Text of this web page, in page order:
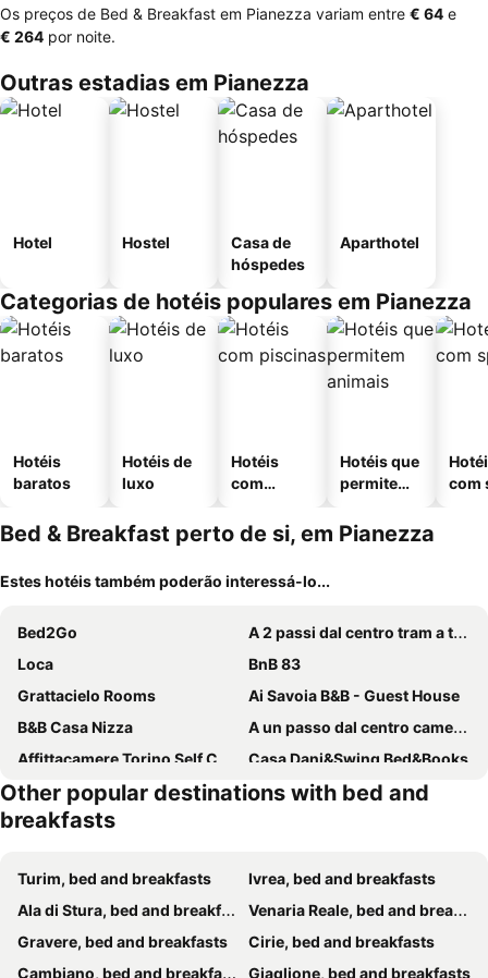
Os preços de Bed & Breakfast em Pianezza variam entre ‎€ 64 e
‎€ 264 por noite.
Outras estadias em Pianezza
Hotel Hostel
Casa de
hóspedes
Aparthotel
Categorias de hotéis populares em Pianezza
Hotéis
baratos
Hotéis de
luxo
Hotéis
com
Hotéis que
permitem
com
Bed & Breakfast perto de si, em Pianezza
Estes hotéis também poderão interessá-lo...
Bed2Go
A 2 passi dal centro tram a transita per tutto torino Camera condivisa centrale
Loca
BnB 83
Grattacielo Rooms
Ai Savoia B&B - Guest House
B&B Casa Nizza
A un passo dal centro camera matrimoniale centrale
Affittacamere Torino Self Check-in 24-7 Stadio Olimpico e InalpiArena
Casa Dani&Swing Bed&Books
B&B Torino Chic
Aprile
B&B Terres D'Aventure Suites
B&B LeTerrazze Boutique Hotel - Torino
B&B Casa V-Ale
ISOLA Rooms - Isola pedonale Crocetta Politecnico
Le petit coeur de la ville
B&B Via Stampatori
B&B Torino Très Chic
Other popular destinations with bed and
breakfasts
Turim, bed and breakfasts
Ivrea, bed and breakfasts
Ala di Stura, bed and breakfasts
Venaria Reale, bed and breakfasts
Gravere, bed and breakfasts
Cirie, bed and breakfasts
Cambiano, bed and breakfasts
Giaglione, bed and breakfasts